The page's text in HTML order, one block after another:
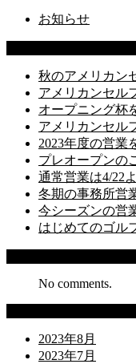
お知らせ
秋のアメリカン
アメリカンセル
オープニング杯
アメリカンセル
2023年度の営業
プレオープンの
通常営業は4/22
冬期の事務所営
今シーズンの営
はじめてのゴル
No comments.
2023年8月
2023年7月